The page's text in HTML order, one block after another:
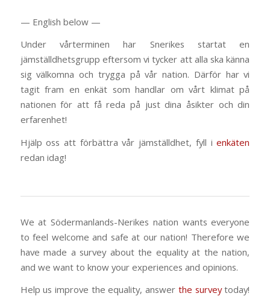
— English below —
Under vårterminen har Snerikes startat en
jämställdhetsgrupp eftersom vi tycker att alla ska känna
sig välkomna och trygga på vår nation. Därför har vi
tagit fram en enkät som handlar om vårt klimat på
nationen för att få reda på just dina åsikter och din
erfarenhet!
Hjälp oss att förbättra vår jämställdhet, fyll ienkäten
redan idag!
We at Södermanlands-Nerikes nation wants everyone
to feel welcome and safe at our nation! Therefore we
have made a survey about the equality at the nation,
and we want to know your experiences and opinions.
Help us improve the equality, answer the surveytoday!